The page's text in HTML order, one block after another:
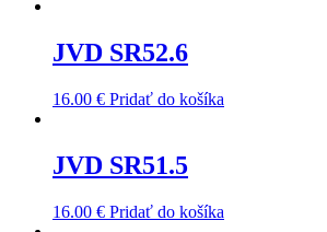
JVD SR52.6
16.00 € Pridať do košíka
JVD SR51.5
16.00 € Pridať do košíka